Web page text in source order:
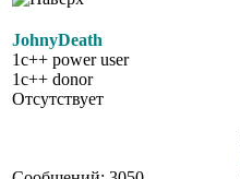
JohnyDeath
1c++ power user
1c++ donor
Отсутствует